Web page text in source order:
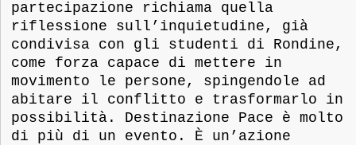
partecipazione richiama quella
riflessione sull’inquietudine, già
condivisa con gli studenti di Rondine,
come forza capace di mettere in
movimento le persone, spingendole ad
abitare il conflitto e trasformarlo in
possibilità. Destinazione Pace è molto
di più di un evento. È un’azione